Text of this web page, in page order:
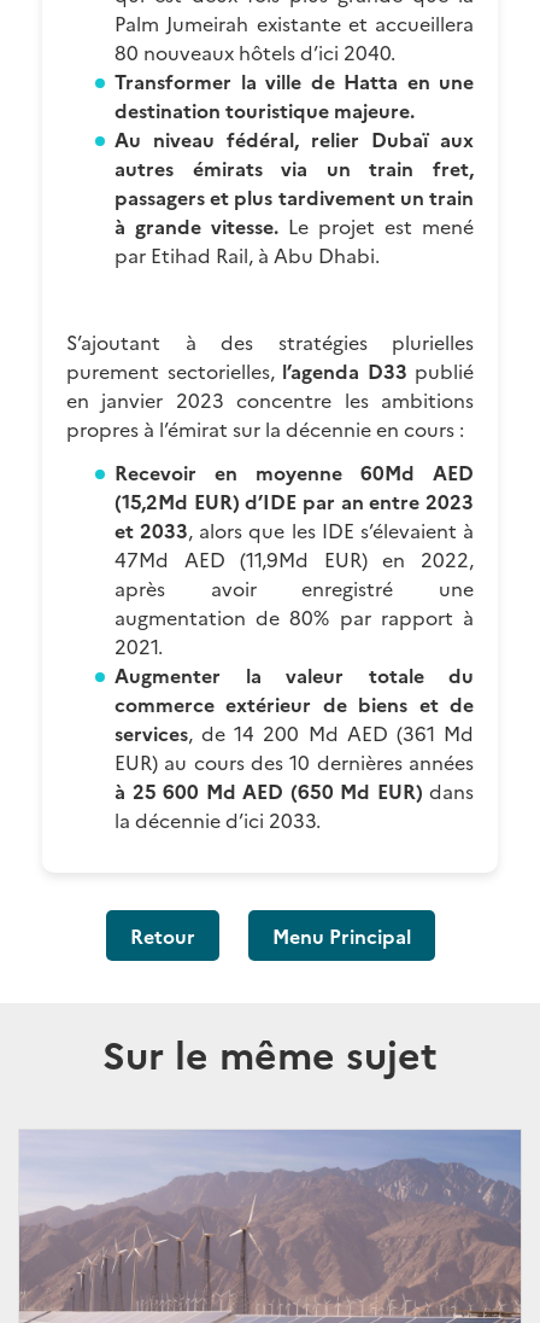
Palm Jumeirah existante et accueillera
80 nouveaux hôtels d’ici 2040.
Transformer la ville de Hatta en une
destination touristique majeure.
Au niveau fédéral, relier Dubaï aux
autres émirats via un train fret,
passagers et plus tardivement un train
à grande vitesse. Le projet est mené
par Etihad Rail, à Abu Dhabi.
S’ajoutant à des stratégies plurielles
purement sectorielles, l’agenda D33 publié
en janvier 2023 concentre les ambitions
propres à l’émirat sur la décennie en cours :
Recevoir en moyenne 60Md AED
(15,2Md EUR) d’IDE par an entre 2023
et 2033, alors que les IDE s’élevaient à
47Md AED (11,9Md EUR) en 2022,
après avoir enregistré une
augmentation de 80% par rapport à
2021.
Augmenter la valeur totale du
commerce extérieur de biens et de
services, de 14 200 Md AED (361 Md
EUR) au cours des 10 dernières années
à 25 600 Md AED (650 Md EUR) dans
la décennie d’ici 2033.
Retour Menu Principal
Sur le même sujet